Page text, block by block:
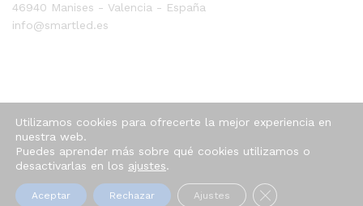
46940 Manises - Valencia - España
info@smartled.es
© 2024 SmartLed
Utilizamos cookies para ofrecerte la mejor experiencia en
nuestra web.
Puedes aprender más sobre qué cookies utilizamos o
desactivarlas en los ajustes.
Aceptar Rechazar Ajustes Cerrar el banner